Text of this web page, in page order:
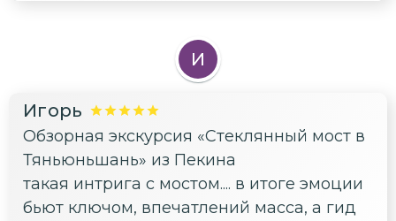
И
Игорь
Обзорная экскурсия «Стеклянный мост в
Тяньюньшань» из Пекина
такая интрига с мостом.... в итоге эмоции
бьют ключом, впечатлений масса, а гид